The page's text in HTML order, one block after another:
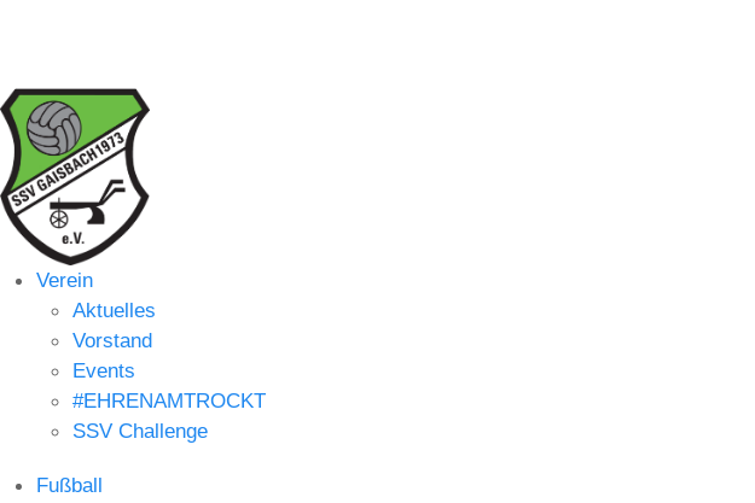
Verein
Aktuelles
Vorstand
Events
#EHRENAMTROCKT
SSV Challenge
Fußball